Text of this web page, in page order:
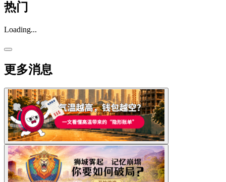
热门
Loading...
更多消息